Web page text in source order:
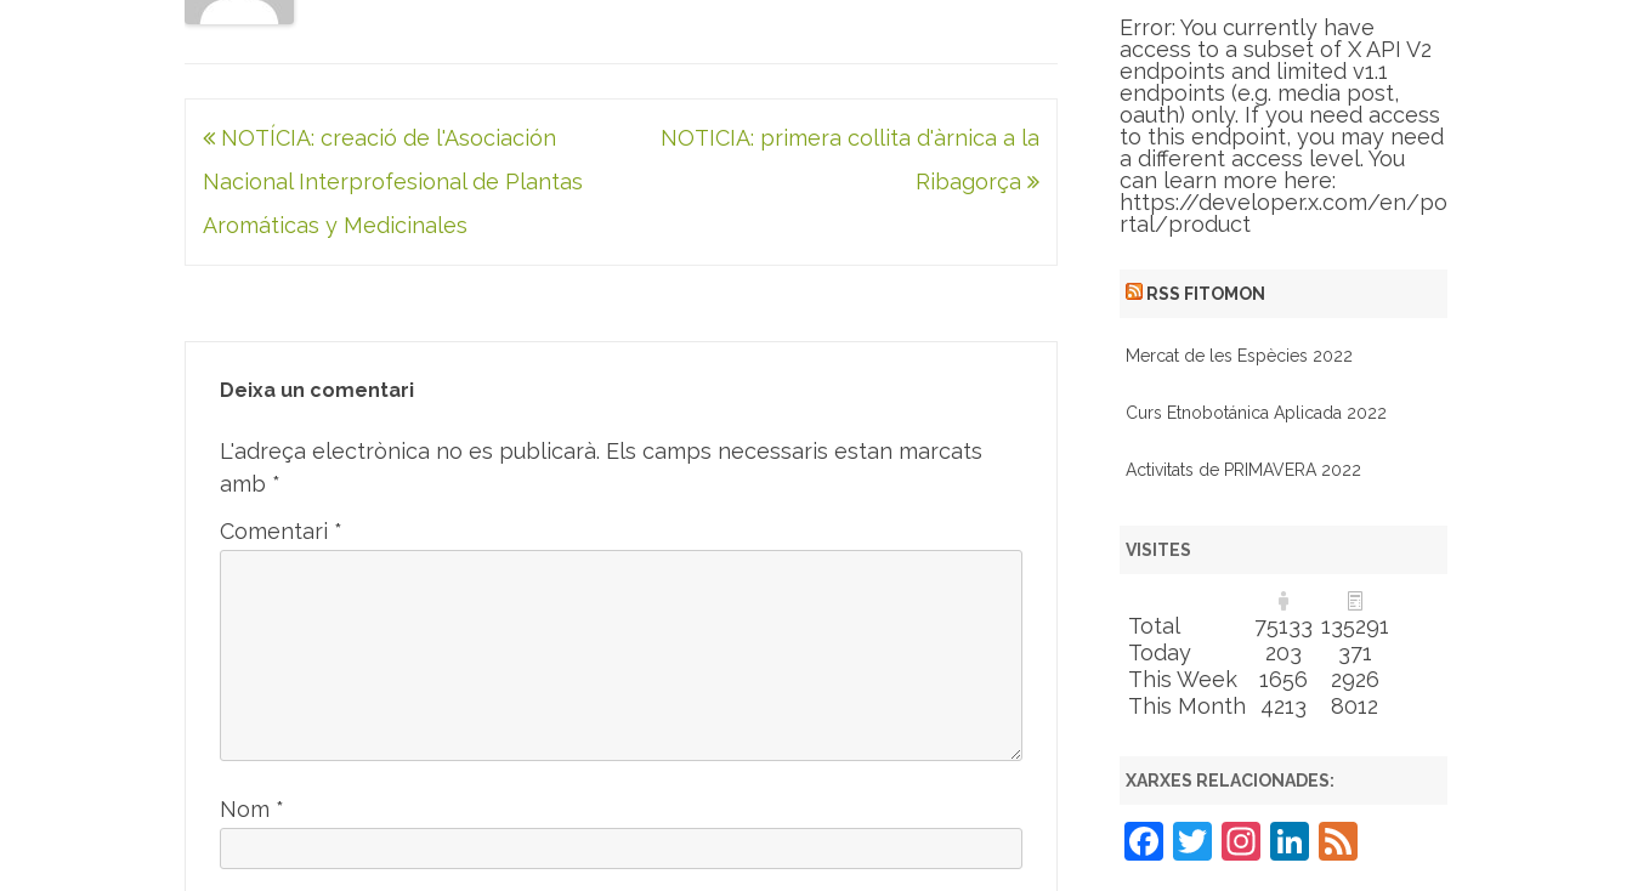
Navegació
d'entrades
NOTÍCIA: creació de l'Asociación
Nacional Interprofesional de Plantas
Aromáticas y Medicinales
NOTICIA: primera collita d'àrnica a la
Ribagorça
Deixa un comentari
L'adreça electrònica no es publicarà. Els camps necessaris estan marcats
amb *
Comentari *
Nom *
r
i
e
s
Error: You currently have
access to a subset of X API V2
endpoints and limited v1.1
endpoints (e.g. media post,
oauth) only. If you need access
to this endpoint, you may need
a different access level. You
can learn more here:
https://developer.x.com/en/po
rtal/product
RSS FITOMON
Mercat de les Espècies 2022
Curs Etnobotánica Aplicada 2022
Activitats de PRIMAVERA 2022
VISITES
Total 75133 135291
Today
203
371
This Week
1656
2926
This Month
4213 8012
XARXES RELACIONADES:
F T In Li F